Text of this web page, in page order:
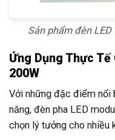
Sản phẩm đèn
Ứng Dụng Thực Tế
200W
Với những đặc điểm nổi
năng, đèn pha LED
chọn lý tưởng cho nhiều